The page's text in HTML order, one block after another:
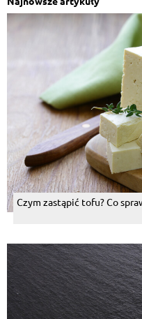
Czym zastąpić tofu? Co